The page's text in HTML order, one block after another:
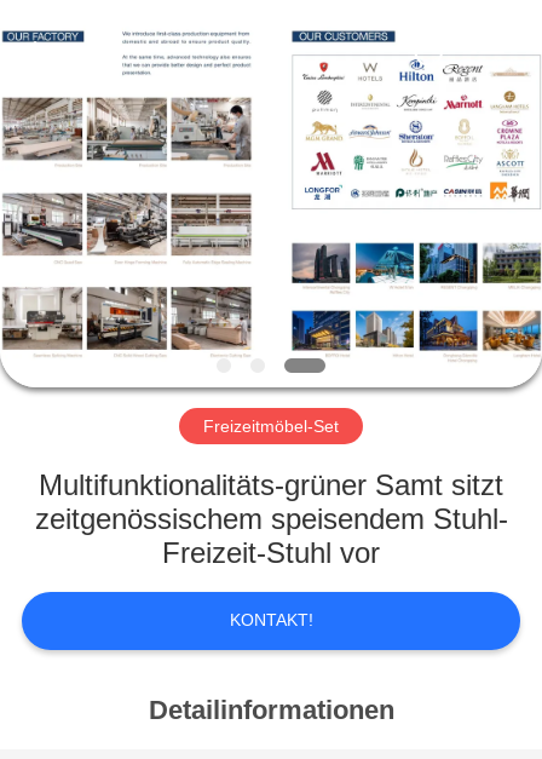
ZU
HAUSE
PRODUKTE
VIDEOS
VR-
ÜBER
WERKSBESICHTIGUNG
QUALITÄTSKONTROLLE
ZENCO.
All
Freizeitmöbel-Set
Multifunktionalitäts-grüner Samt sitzt
zeitgenössischem speisendem Stuhl-
Freizeit-Stuhl vor
KONTAKT!
Detailinformationen